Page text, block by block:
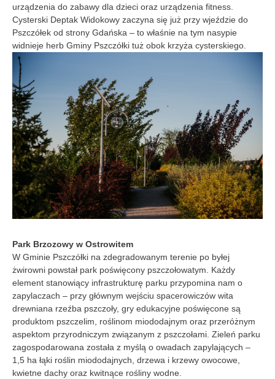
urządzenia do zabawy dla dzieci oraz urządzenia fitness.
Cysterski Deptak Widokowy zaczyna się już przy wjeździe do
Pszczółek od strony Gdańska – to właśnie na tym nasypie
widnieje herb Gminy Pszczółki tuż obok krzyża cysterskiego.
Park Brzozowy w Ostrowitem
W Gminie Pszczółki na zdegradowanym terenie po byłej
żwirowni powstał park poświęcony pszczołowatym. Każdy
element stanowiący infrastrukturę parku przypomina nam o
zapylaczach – przy głównym wejściu spacerowiczów wita
drewniana rzeźba pszczoły, gry edukacyjne poświęcone są
produktom pszczelim, roślinom miododajnym oraz przeróżnym
aspektom przyrodniczym związanym z pszczołami. Zieleń parku
zagospodarowana została z myślą o owadach zapylających –
1,5 ha łąki roślin miododajnych, drzewa i krzewy owocowe,
kwietne dachy oraz kwitnące rośliny wodne.